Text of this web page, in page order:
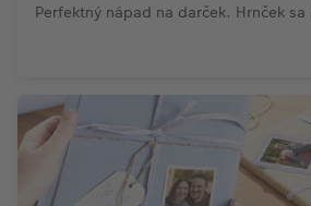
Perfektný nápad na darček. Hrnček